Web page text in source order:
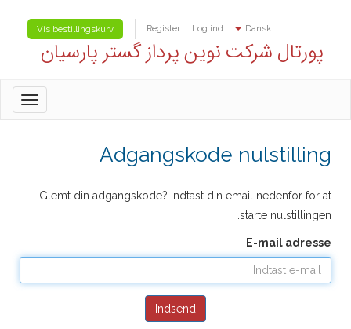
Dansk
Log ind
Register
Vis bestillingskurv
پورتال شرکت نوین پرداز گستر پارسیان
Adgangskode nulstilling
Glemt din adgangskode? Indtast din email nedenfor for at
starte nulstillingen.
E-mail adresse
Indsend